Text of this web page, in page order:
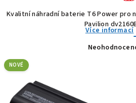
Kvalitní náhradní baterie T6 Power pro
Pavilion
Více informací
Průměrné
NOVÉ